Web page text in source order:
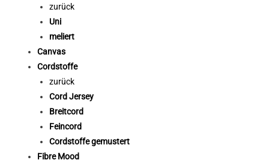
zurück
Uni
meliert
Canvas
Cordstoffe
zurück
Cord Jersey
Breitcord
Feincord
Cordstoffe gemustert
Fibre Mood